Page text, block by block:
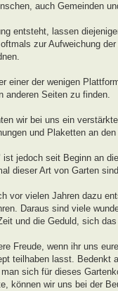
auch Gemeinden
entsteht, lassen
zur Aufweichung
einer der wenigen
anderen Seiten zu finden.
wir bei uns ein
und Plaketten an
ist jedoch seit Beginn an
dieser Art von Garten
vor vielen Jahren dazu
Daraus sind viele
und die Geduld, sich
Freude, wenn ihr uns
teilhaben lasst. Bedenkt
sich für dieses
können wir uns bei der